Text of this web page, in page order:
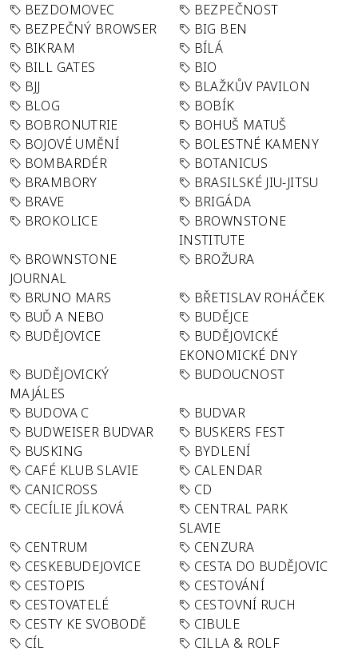
BEZDOMOVEC
BEZPEČNOST
BEZPEČNÝ BROWSER
BIG BEN
BIKRAM
BÍLÁ
BILL GATES
BIO
BJJ
BLAŽKŮV PAVILON
BLOG
BOBÍK
BOBRONUTRIE
BOHUŠ MATUŠ
BOJOVÉ UMĚNÍ
BOLESTNÉ KAMENY
BOMBARDÉR
BOTANICUS
BRAMBORY
BRASILSKÉ JIU-JITSU
BRAVE
BRIGÁDA
BROKOLICE
BROWNSTONE
INSTITUTE
BROWNSTONE
JOURNAL
BROŽURA
BRUNO MARS
BŘETISLAV ROHÁČEK
BUĎ A NEBO
BUDĚJCE
BUDĚJOVICE
BUDĚJOVICKÉ
EKONOMICKÉ DNY
BUDĚJOVICKÝ
MAJÁLES
BUDOUCNOST
BUDOVA C
BUDVAR
BUDWEISER BUDVAR
BUSKERS FEST
BUSKING
BYDLENÍ
CAFÉ KLUB SLAVIE
CALENDAR
CANICROSS
CD
CECÍLIE JÍLKOVÁ
CENTRAL PARK
SLAVIE
CENTRUM
CENZURA
CESKEBUDEJOVICE
CESTA DO BUDĚJOVIC
CESTOPIS
CESTOVÁNÍ
CESTOVATELÉ
CESTOVNÍ RUCH
CESTY KE SVOBODĚ
CIBULE
CÍL
CILLA & ROLF